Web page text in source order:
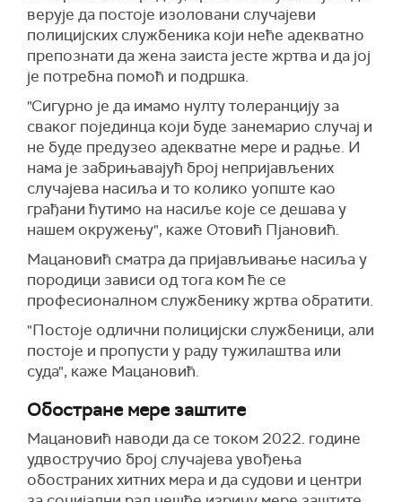
верује да постоје изоловани случајеви
полицијских службеника који неће адекватно
препознати да жена заиста јесте жртва и да јој
је потребна помоћ и подршка.
"Сигурно је да имамо нулту толеранцију за
сваког појединца који буде занемарио случај и
не буде предузео адекватне мере и радње. И
нама је забрињавајућ број непријављених
случајева насиља и то колико уопште као
грађани ћутимо на насиље које се дешава у
нашем окружењу", каже Отовић Пјановић.
Мацановић сматра да пријављивање насиља у
породици зависи од тога ком ће се
професионалном службенику жртва обратити.
"Постоје одлични полицијски службеници, али
постоје и пропусти у раду тужилаштва или
суда", каже Мацановић.
Обостране мере заштите
Мацановић наводи да се током 2022. године
удвостручио број случајева увођења
обостраних хитних мера и да судови и центри